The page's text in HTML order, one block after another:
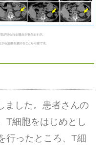
ました。患者さんの
T細胞をはじめとし
行ったところ、T細